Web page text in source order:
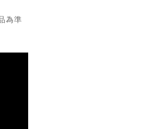
為準